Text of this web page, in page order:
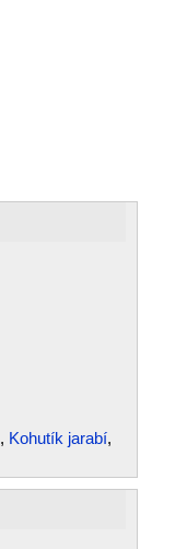
, Kohutík jarabí,